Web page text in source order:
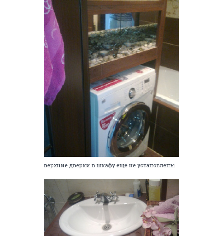
верхние дверки в шкафу еще не установлены